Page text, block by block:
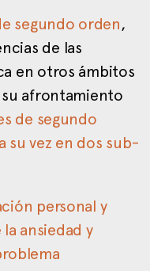
segundo orden,
de las
en otros ámbitos
afrontamiento
de segundo
su vez en dos sub-
personal y
ansiedad y